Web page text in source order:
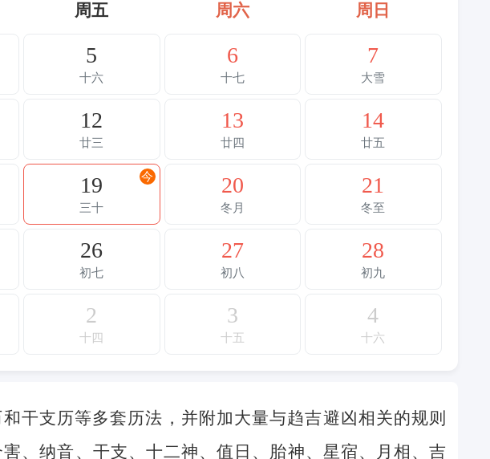
周五 周六 周日
5
十六
6
十七
7
大雪
12
廿三
13
廿四
14
廿五
19
三十
今 20
冬月
21
冬至
26
初七
27
初八
28
初九
2
十四
3
十五
4
十六
干支历等多套历法，并附加大量与趋吉避凶相关的规则
、纳音、干支、十二神、值日、胎神、星宿、月相、吉